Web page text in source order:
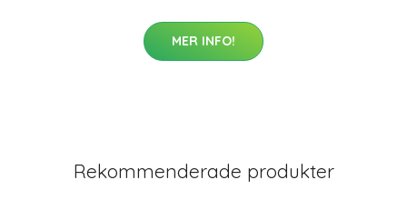
MER INFO!
Rekommenderade produkter